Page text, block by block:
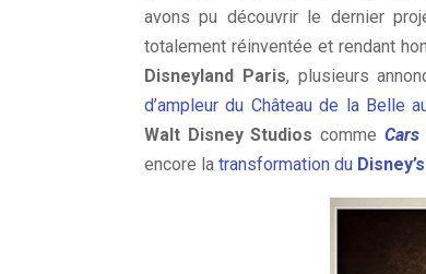
avons pu découvrir le dernier
totalement réinventée et rendant
Disneyland Paris, plusieurs
d’ampleur du Château de la Belle
Walt Disney Studios comme
encore la transformation du